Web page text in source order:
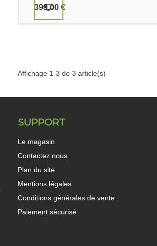
399,00 €
Affichage 1-3 de 3 article(s)
SUPPORT
Le magasin
Contactez nous
Plan du site
Mentions légales
Conditions générales de vente
Paiement sécurisé